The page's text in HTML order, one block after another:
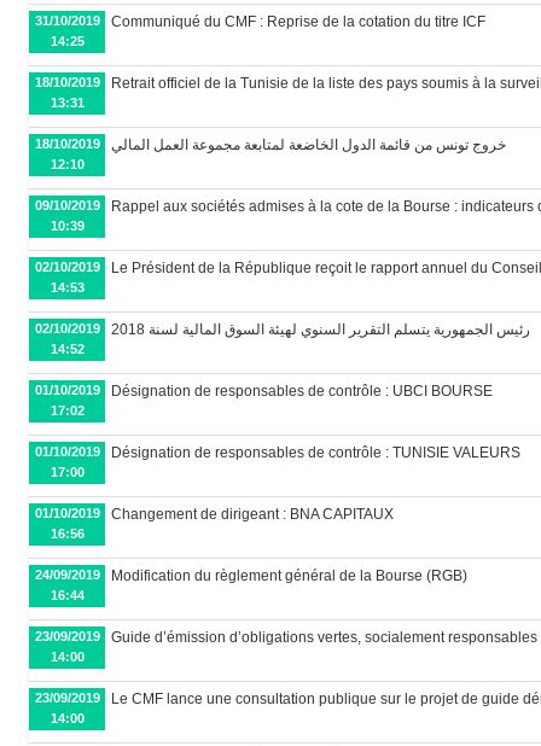
31/10/2019
14:25
Communiqué du CMF : Reprise de la cotation du titre ICF
18/10/2019
13:31
Retrait officiel de la Tunisie de la liste des pays soumis à la
18/10/2019
12:10
خروج تونس من قائمة الدول الخاضعة لمتابعة مجموعة العمل المالي
09/10/2019
10:39
Rappel aux sociétés admises à la cote de la Bourse :
02/10/2019
14:53
Le Président de la République reçoit le rapport annuel du
02/10/2019
14:52
رئيس الجمهورية يتسلم التقرير السنوي لهيئة السوق المالية لسنة 2018
01/10/2019
17:02
Désignation de responsables de contrôle : UBCI BOURSE
01/10/2019
17:00
Désignation de responsables de contrôle : TUNISIE VALEURS
01/10/2019
16:56
Changement de dirigeant : BNA CAPITAUX
24/09/2019
16:44
Modification du règlement général de la Bourse (RGB)
23/09/2019
14:00
Guide d’émission d’obligations vertes, socialement
23/09/2019
14:00
Le CMF lance une consultation publique sur le projet de guide